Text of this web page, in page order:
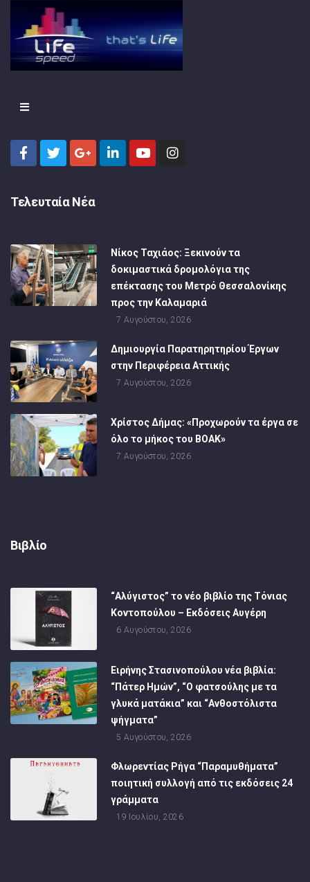
Τελευταία Νέα
Νίκος Ταχιάος: Ξεκινούν τα
δοκιμαστικά δρομολόγια της
επέκτασης του Μετρό Θεσσαλονίκης
προς την Καλαμαριά
7 Αυγούστου, 2026
Δημιουργία Παρατηρητηρίου Έργων
στην Περιφέρεια Αττικής
7 Αυγούστου, 2026
Χρίστος Δήμας: «Προχωρούν τα έργα σε
όλο το μήκος του ΒΟΑΚ»
7 Αυγούστου, 2026
Βιβλίο
“Αλύγιστος” το νέο βιβλίο της Τόνιας
Κοντοπούλου – Εκδόσεις Αυγέρη
6 Αυγούστου, 2026
Ειρήνης Στασινοπούλου νέα βιβλία:
“Πάτερ Ημών”, “Ο φατσούλης με τα
γλυκά ματάκια” και “Ανθοστόλιστα
ψήγματα”
5 Αυγούστου, 2026
Φλωρεντίας Ρήγα “Παραμυθήματα”
ποιητική συλλογή από τις εκδόσεις 24
γράμματα
19 Ιουλίου, 2026